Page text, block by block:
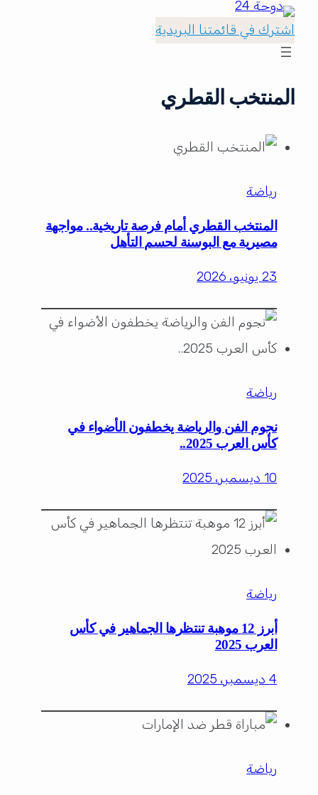
اشترك في قائمتنا البريدية
المنتخب القطري
رياضة
المنتخب القطري أمام فرصة تاريخية.. مواجهة
مصيرية مع البوسنة لحسم التأهل
23 يونيو، 2026
رياضة
نجوم الفن والرياضة يخطفون الأضواء في
كأس العرب 2025..
10 ديسمبر، 2025
رياضة
أبرز 12 موهبة تنتظرها الجماهير في كأس
العرب 2025
4 ديسمبر، 2025
رياضة